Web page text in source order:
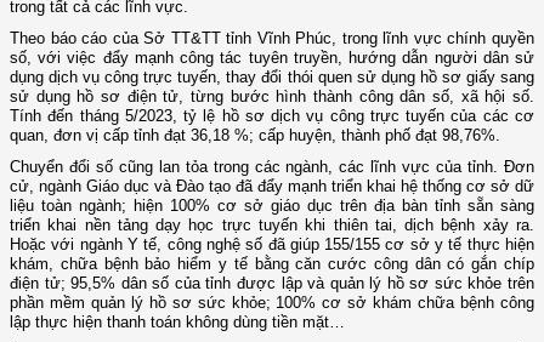
trong tất cả các lĩnh vực.
Theo báo cáo của Sở TT&TT tỉnh Vĩnh Phúc, trong lĩnh vực chính quyền
số, với việc đẩy mạnh công tác tuyên truyền, hướng dẫn người dân sử
dụng dịch vụ công trực tuyến, thay đổi thói quen sử dụng hồ sơ giấy sang
sử dụng hồ sơ điện tử, từng bước hình thành công dân số, xã hội số.
Tính đến tháng 5/2023, tỷ lệ hồ sơ dịch vụ công trực tuyến của các cơ
quan, đơn vị cấp tỉnh đạt 36,18 %; cấp huyện, thành phố đạt 98,76%.
Chuyển đổi số cũng lan tỏa trong các ngành, các lĩnh vực của tỉnh. Đơn
cử, ngành Giáo dục và Đào tạo đã đẩy mạnh triển khai hệ thống cơ sở dữ
liệu toàn ngành; hiện 100% cơ sở giáo dục trên địa bàn tỉnh sẵn sàng
triển khai nền tảng dạy học trực tuyến khi thiên tai, dịch bệnh xảy ra.
Hoặc với ngành Y tế, công nghệ số đã giúp 155/155 cơ sở y tế thực hiện
khám, chữa bệnh bảo hiểm y tế bằng căn cước công dân có gắn chíp
điện tử; 95,5% dân số của tỉnh được lập và quản lý hồ sơ sức khỏe trên
phần mềm quản lý hồ sơ sức khỏe; 100% cơ sở khám chữa bệnh công
lập thực hiện thanh toán không dùng tiền mặt…